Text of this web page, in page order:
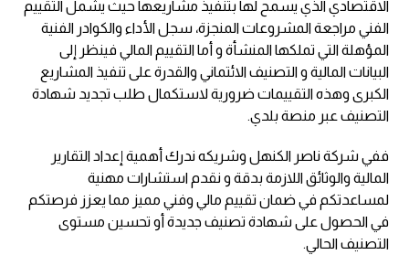
الاقتصادي الذي يسمح لها بتنفيذ مشاريعها حيث يشمل التقييم
الفني مراجعة المشروعات المنجزة، سجل الأداء والكوادر الفنية
المؤهلة التي تملكها المنشأة و أما التقييم المالي فينظر إلى
البيانات المالية و التصنيف الائتماني والقدرة على تنفيذ المشاريع
الكبرى وهذه التقييمات ضرورية لاستكمال طلب تجديد شهادة
التصنيف عبر منصة بلدي.
ففي شركة ناصر الكنهل وشريكه ندرك أهمية إعداد التقارير
المالية والوثائق اللازمة بدقة و نقدم استشارات مهنية
لمساعدتكم في ضمان تقييم مالي وفني مميز مما يعزز فرصتكم
في الحصول على شهادة تصنيف جديدة أو تحسين مستوى
التصنيف الحالي.